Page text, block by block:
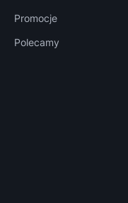
Promocje
Polecamy